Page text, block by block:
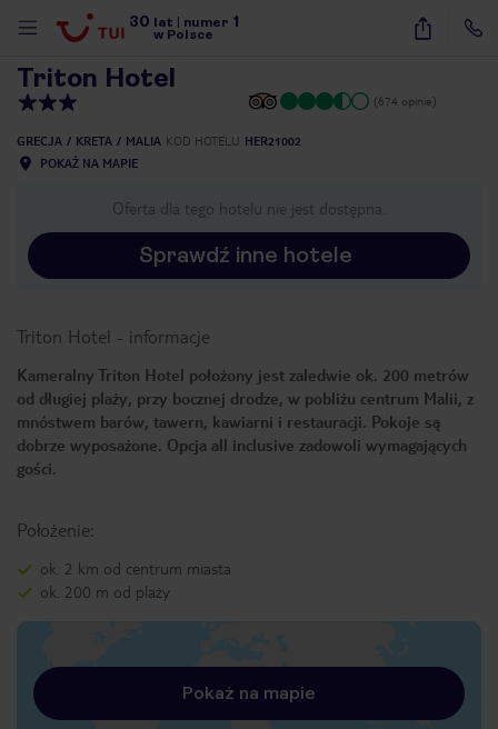
30 lat numer 1
w Polsce
11
Triton Hotel
(674 opinie)
GRECJA KRETA MALIA KOD HOTELU HER21002
POKAŻ NA MAPIE
Oferta dla tego hotelu nie jest dostępna.
Sprawdź inne hotele
Triton Hotel - informacje
Kameralny Triton Hotel położony jest zaledwie ok. 200 metrów
od długiej plaży, przy bocznej drodze, w pobliżu centrum Malii, z
mnóstwem barów, tawern, kawiarni i restauracji. Pokoje są
dobrze wyposażone. Opcja all inclusive zadowoli wymagających
gości.
Położenie:
ok. 2 km od centrum miasta
ok. 200 m od plaży
Pokaż na mapie